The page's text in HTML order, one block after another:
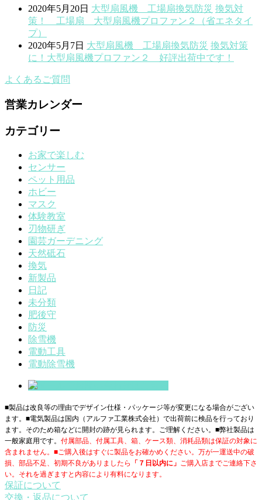
2020年5月20日 大型扇風機 工場扇換気防災 換気対
策！ 工場扇 大型扇風機プロファン２（省エネタイ
プ）
2020年5月7日 大型扇風機 工場扇換気防災 換気対策
に！大型扇風機プロファン２ 好評出荷中です！
よくあるご質問
営業カレンダー
カテゴリー
お家で楽しむ
センサー
ペット用品
ホビー
マスク
体験教室
刃物研ぎ
園芸ガーデニング
天然砥石
換気
新製品
日記
未分類
肥後守
防災
除雪機
電動工具
電動除雪機
■製品は改良等の理由でデザイン仕様・パッケージ等が変更になる場合がござい
ます。■電気製品は国内（アルファ工業株式会社）で出荷前に検品を行っており
ます。そのため箱などに開封の跡が見られます。ご理解ください。■弊社製品は
一般家庭用です。 付属部品、付属工具、箱、ケース類、消耗品類は保証の対象に
含まれません。■ご購入後はすぐに製品をお確かめください。万が一運送中の破
損、部品不足、初期不良がありましたら
「７日以内に」 ご購入店までご連絡下さ
い。それを過ぎますと内容により有料になります。
保証について
交換・返品について